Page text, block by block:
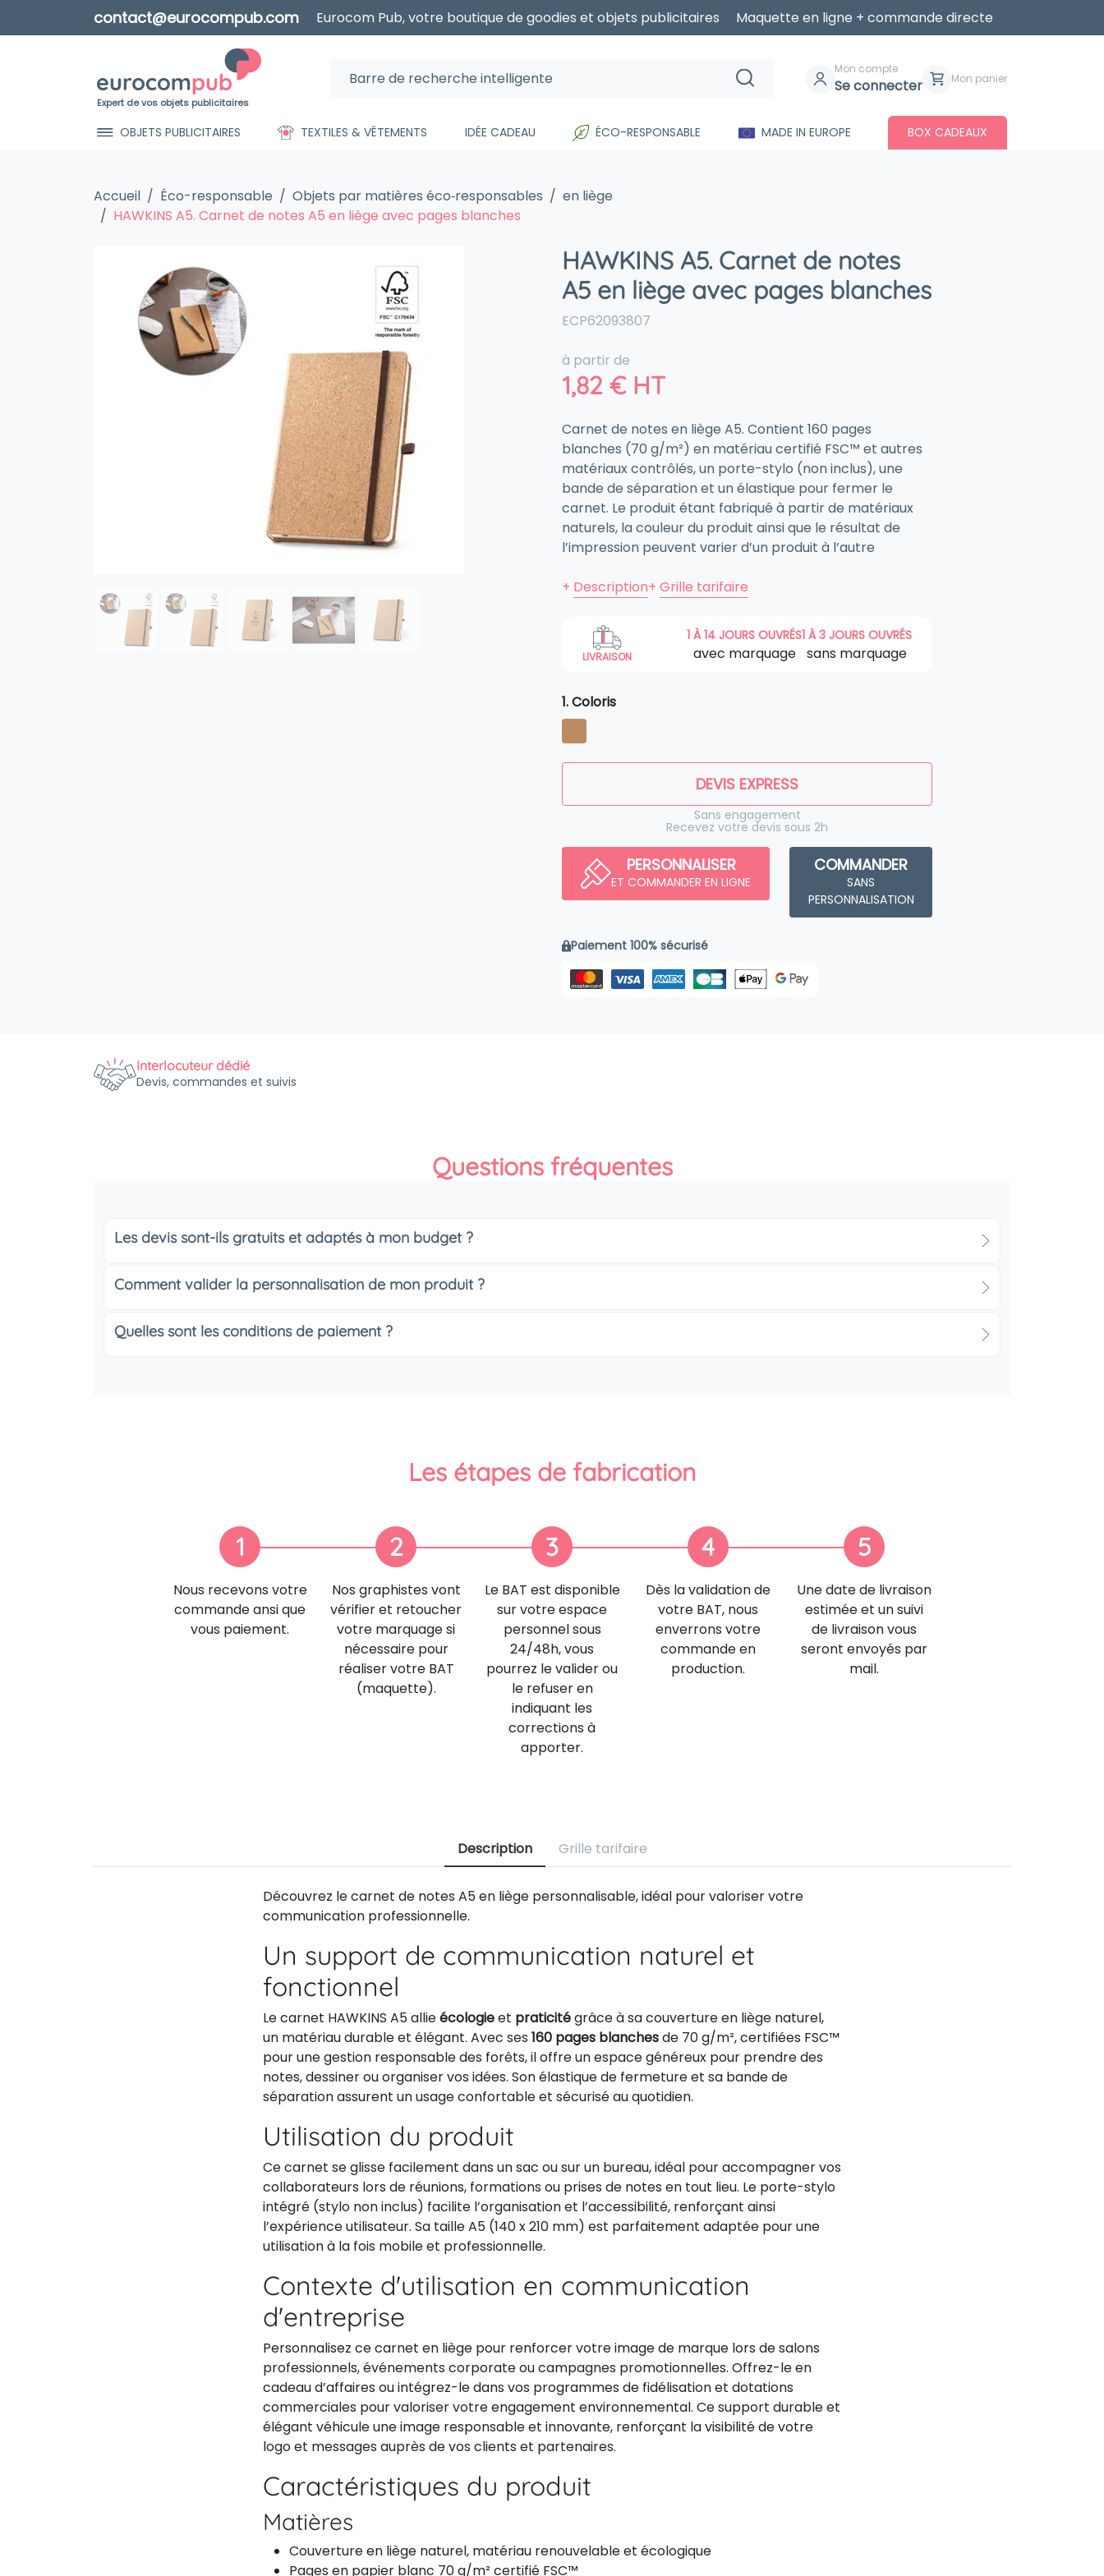
contact@eurocompub.com Eurocom Pub, votre boutique de goodies et objets publicitaires Maquette en ligne + commande directe
Expert de vos objets publicitaires
Mon compte
Se connecter Mon panier
OBJETS PUBLICITAIRES TEXTILES & VÊTEMENTS IDÉE CADEAU ÉCO-RESPONSABLE MADE IN EUROPE BOX CADEAUX
Accueil Éco-responsable Objets par matières éco‑responsables
en liège
HAWKINS A5. Carnet de notes A5 en liège avec pages blanches
HAWKINS A5. Carnet de notes
A5 en liège avec pages blanches
ECP62093807
à partir de
1,82 €HT
Carnet de notes en liège A5. Contient 160 pages
blanches (70 g/m²) en matériau certifié FSC™ et autres
matériaux contrôlés, un porte-stylo (non inclus), une
bande de séparation et un élastique pour fermer le
carnet. Le produit étant fabriqué à partir de matériaux
naturels, la couleur du produit ainsi que le résultat de
l’impression peuvent varier d’un produit à l’autre
+ Description+ Grille tarifaire
LIVRAISON
1 À 14 JOURS OUVRÉS
avec marquage
1 À 3 JOURS OUVRÉS
sans marquage
1. Coloris
DEVIS EXPRESS
Sans engagement
Recevez votre devis sous 2h
PERSONNALISER
ET COMMANDER EN LIGNE
COMMANDER
SANS
PERSONNALISATION
Paiement 100% sécurisé
Interlocuteur dédié
Devis, commandes et suivis
Questions fréquentes
Les devis sont-ils gratuits et adaptés à mon budget ?
Comment valider la personnalisation de mon produit ?
Quelles sont les conditions de paiement ?
Les étapes de fabrication
1
Nous recevons votre
commande ansi que
vous paiement.
2
Nos graphistes vont
vérifier et retoucher
votre marquage si
nécessaire pour
réaliser votre BAT
(maquette).
3
Le BAT est disponible
sur votre espace
personnel sous
24/48h, vous
pourrez le valider ou
le refuser en
indiquant les
corrections à
apporter.
4
Dès la validation de
votre BAT, nous
enverrons votre
commande en
production.
5
Une date de livraison
estimée et un suivi
de livraison vous
seront envoyés par
mail.
Description Grille tarifaire
Découvrez le carnet de notes A5 en liège personnalisable, idéal pour valoriser votre
communication professionnelle.
Un support de communication naturel et
fonctionnel
Le carnet HAWKINS A5 allieécologieet praticitégrâce à sa couverture en liège naturel,
un matériau durable et élégant. Avec ses 160 pages blanchesde 70 g/m², certifiées FSC™
pour une gestion responsable des forêts, il offre un espace généreux pour prendre des
notes, dessiner ou organiser vos idées. Son élastique de fermeture et sa bande de
séparation assurent un usage confortable et sécurisé au quotidien.
Utilisation du produit
Ce carnet se glisse facilement dans un sac ou sur un bureau, idéal pour accompagner vos
collaborateurs lors de réunions, formations ou prises de notes en tout lieu. Le porte-stylo
intégré (stylo non inclus) facilite l’organisation et l’accessibilité, renforçant ainsi
l’expérience utilisateur. Sa taille A5 (140 x 210 mm) est parfaitement adaptée pour une
utilisation à la fois mobile et professionnelle.
Contexte d'utilisation en communication
d'entreprise
Personnalisez ce carnet en liège pour renforcer votre image de marque lors de salons
professionnels, événements corporate ou campagnes promotionnelles. Offrez-le en
cadeau d’affaires ou intégrez-le dans vos programmes de fidélisation et dotations
commerciales pour valoriser votre engagement environnemental. Ce support durable et
élégant véhicule une image responsable et innovante, renforçant la visibilité de votre
logo et messages auprès de vos clients et partenaires.
Caractéristiques du produit
Matières
Couverture en liège naturel, matériau renouvelable et écologique
Pages en papier blanc 70 g/m² certifié FSC™